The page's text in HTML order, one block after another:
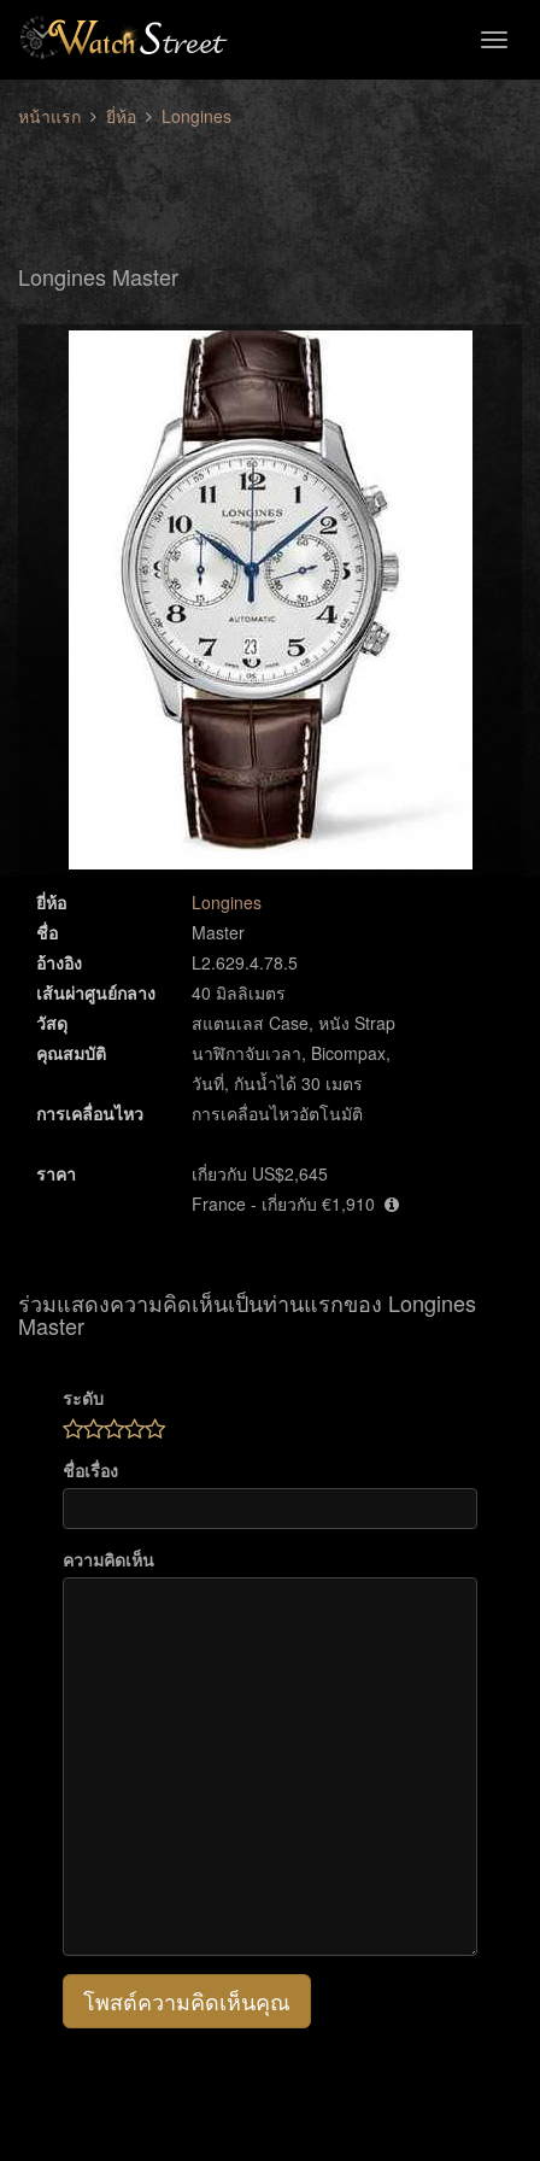
หน้าแรก ยี่ห้อ Longines
Longines Master
ยี่ห้อ
Longines
ชื่อ
Master
อ้างอิง
L2.629.4.78.5
เส้นผ่าศูนย์กลาง
40 มิลลิเมตร
วัสดุ
สแตนเลส Case, หนัง Strap
คุณสมบัติ
นาฬิกาจับเวลา, Bicompax,
วันที่, กันน้ำได้ 30 เมตร
การเคลื่อนไหว
การเคลื่อนไหวอัตโนมัติ
ราคา
เกี่ยวกับ US$2,645
France - เกี่ยวกับ €1,910
ร่วมแสดงความคิดเห็นเป็นท่านแรกของ Longines
Master
ระดับ
ชื่อเรื่อง
ความคิดเห็น
โพสต์ความคิดเห็นคุณ